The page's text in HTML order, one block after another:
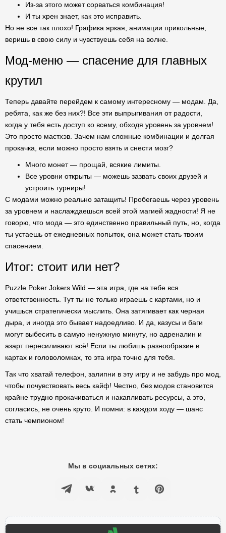
Из-за этого может сорваться комбинация!
И ты хрен знает, как это исправить.
Но не все так плохо! Графика яркая, анимации прикольные,
веришь в свою силу и чувствуешь себя на волне.
Мод-меню — спасение для главных
крутил
Теперь давайте перейдем к самому интересному — модам. Да,
ребята, как же без них?! Все эти выпрыгивания от радости,
когда у тебя есть доступ ко всему, обходя уровень за уровнем!
Это просто мастхэв. Зачем нам сложные комбинации и долгая
прокачка, если можно просто взять и снести мозг?
Много монет — прощай, всякие лимиты.
Все уровни открыты — можешь зазвать своих друзей и
устроить турниры!
С модами можно реально затащить! Пробегаешь через уровень
за уровнем и наслаждаешься всей этой магией жадности! Я не
говорю, что мода — это единственно правильный путь, но, когда
ты устаешь от ежедневных попыток, она может стать твоим
спасением.
Итог: стоит или нет?
Puzzle Poker Jokers Wild — эта игра, где на тебе вся
ответственность. Тут ты не только играешь с картами, но и
учишься стратегически мыслить. Она затягивает как черная
дыра, и иногда это бывает надоедливо. И да, казусы и баги
могут выбесить в самую ненужную минуту, но адреналин и
азарт пересиливают всё! Если ты любишь разнообразие в
картах и головоломках, то эта игра точно для тебя.
Так что хватай телефон, залипни в эту игру и не забудь про мод,
чтобы почувствовать весь кайф! Честно, без модов становится
крайне трудно прокачиваться и накапливать ресурсы, а это,
согласись, не очень круто. И помни: в каждом ходу — шанс
стать чемпионом!
Мы в социальных сетях: